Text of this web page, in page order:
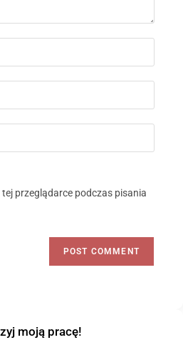
przeglądarce podczas pisania
moją pracę!